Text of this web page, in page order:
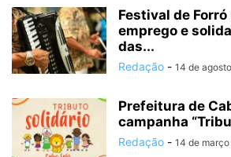
Festival de
emprego e
das...
Redação - 14 de
Prefeitura de
campanha
Redação - 14 de